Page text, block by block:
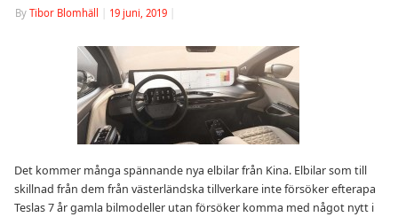
By Tibor Blomhäll 19 juni, 2019
Det kommer många spännande nya elbilar från Kina. Elbilar som till
skillnad från dem från västerländska tillverkare inte försöker efterapa
Teslas 7 år gamla bilmodeller utan försöker komma med något nytt i